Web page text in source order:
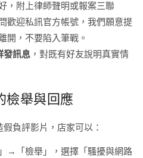
，附上律師聲明或報案三聯
歡迎私訊官方帳號，我們願意提
開，不要陷入筆戰。
發訊息 ，對既有好友說明真實情
檢舉與回應
負評影片，店家可以：
→「檢舉」，選擇「騷擾與網路